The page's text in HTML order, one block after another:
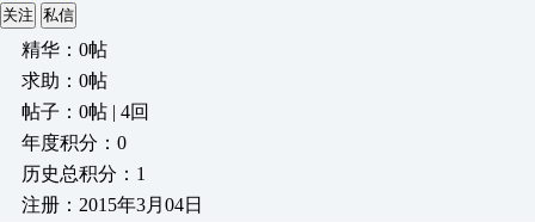
关注 私信
精华：0帖
求助：0帖
帖子：0帖 | 4回
年度积分：0
历史总积分：1
注册：2015年3月04日